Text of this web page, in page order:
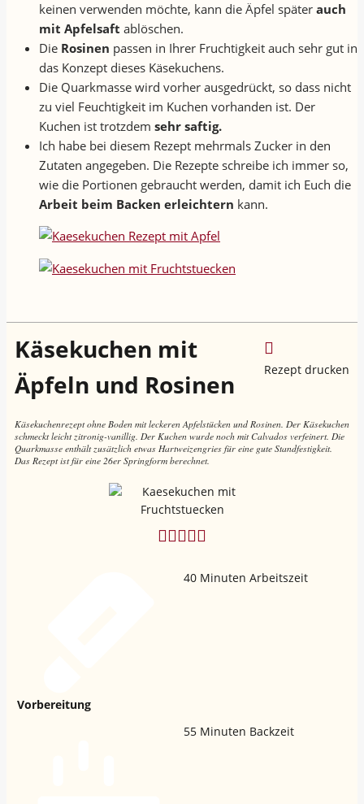
keinen verwenden möchte, kann die Äpfel später auch
mit Apfelsaft ablöschen.
Die Rosinen passen in Ihrer Fruchtigkeit auch sehr gut in
das Konzept dieses Käsekuchens.
Die Quarkmasse wird vorher ausgedrückt, so dass nicht
zu viel Feuchtigkeit im Kuchen vorhanden ist. Der
Kuchen ist trotzdem sehr saftig.
Ich habe bei diesem Rezept mehrmals Zucker in den
Zutaten angegeben. Die Rezepte schreibe ich immer so,
wie die Portionen gebraucht werden, damit ich Euch die
Arbeit beim Backen erleichtern kann.
Rezept drucken
Käsekuchen mit
Äpfeln und Rosinen
Käsekuchenrezept ohne Boden mit leckeren Apfelstücken und Rosinen. Der Käsekuchen
schmeckt leicht zitronig-vanillig. Der Kuchen wurde noch mit Calvados verfeinert. Die
Quarkmasse enthält zusätzlich etwas Hartweizengries für eine gute Standfestigkeit.
Das Rezept ist für eine 26er Springform berechnet.
Vorbereitung
40 Minuten Arbeitszeit
55 Minuten Backzeit